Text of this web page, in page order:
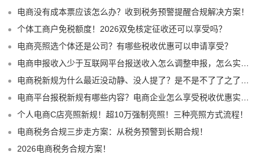
电商没有成本票应该怎么办？收到税务预警提醒合规解决方案！
个体工商户免税额度！2026双免核定征收还可以享受吗？
电商亮照选个体还是公司？有哪些税收优惠可以申请享受？
电商申报收入少于互联网平台报送收入怎么调整申报，怎么实现合规申报享受税收优惠！
电商税新规为什么最近没动静、没人提了？是不是不了了之了嘛？
电商平台报税新规有哪些内容？电商企业怎么享受税收优惠实现税务合规？
个人电商C店亮照新规！超10万强制亮照！三种亮照方式流程！
电商税务合规三步走方案：从税务预警到长期合规！
2026电商税务合规方案！